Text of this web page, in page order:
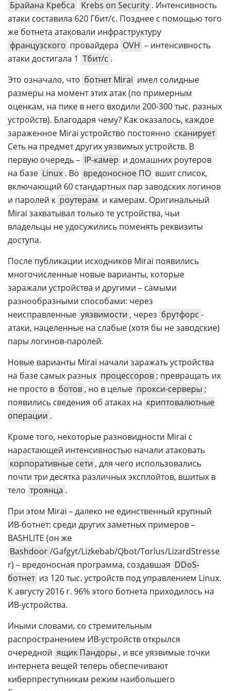
Брайана Кребса Krebs on Security . Интенсивность
атаки составила 620 Гбит/с. Позднее с помощью того
же ботнета атаковали инфраструктуру
французского провайдера OVH – интенсивность
атаки достигала 1 Тбит/с .
Это означало, что ботнет Mirai имел солидные
размеры на момент этих атак (по примерным
оценкам, на пике в него входили 200-300 тыс. разных
устройств). Благодаря чему? Как оказалось, каждое
зараженное Mirai устройство постоянно сканирует
Сеть на предмет других уязвимых устройств. В
первую очередь – IP-камер и домашних роутеров
на базе Linux . Во вредоносное ПО вшит список,
включающий 60 стандартных пар заводских логинов
и паролей к роутерам и камерам. Оригинальный
Mirai захватывал только те устройства, чьи
владельцы не удосужились поменять реквизиты
доступа.
После публикации исходников Mirai появились
многочисленные новые варианты, которые
заражали устройства и другими – самыми
разнообразными способами: через
неисправленные уязвимости , через брутфорс -
атаки, нацеленные на слабые (хотя бы не заводские)
пары логинов-паролей.
Новые варианты Mirai начали заражать устройства
на базе самых разных процессоров ; превращать их
не просто в ботов , но в целые прокси-серверы ;
появились сведения об атаках на криптовалютные
операции .
Кроме того, некоторые разновидности Mirai с
нарастающей интенсивностью начали атаковать
корпоративные сети , для чего использовались
почти три десятка различных эксплойтов, вшитых в
тело троянца .
При этом Mirai – далеко не единственный крупный
ИВ-ботнет: среди других заметных примеров –
BASHLITE (он же
Bashdoor/Gafgyt/Lizkebab/Qbot/Torlus/LizardStresse
r) – вредоносная программа, создавшая DDoS-
ботнет из 120 тыс. устройств под управлением Linux.
К августу 2016 г. 96% этого ботнета приходилось на
ИВ-устройства.
Иными словами, со стремительным
распространением ИВ-устройств открылся
очередной ящик Пандоры , и все уязвимые точки
интернета вещей теперь обеспечивают
киберпреступникам режим наибольшего